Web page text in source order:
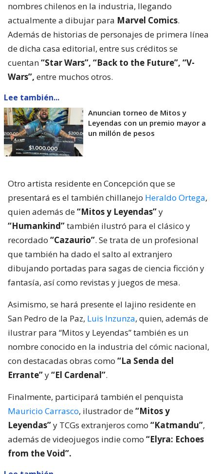
nombres chilenos en la industria, llegando
actualmente a dibujar para Marvel Comics.
Además de historias de personajes de primera línea
de dicha casa editorial, entre sus créditos se
cuentan“Star Wars”, “Back to the Future”, “V-
Wars”, entre muchos otros.
Lee también...
Anuncian torneo de Mitos y
Leyendas con un premio mayor a
un millón de pesos
Otro artista residente en Concepción que se
presentará es el también chillanejo Heraldo Ortega,
quien además de“Mitos y Leyendas”y
“Humankind”también ilustró para el clásico y
recordado “Cazaurio”. Se trata de un profesional
que también ha dado el salto al extranjero
dibujando portadas para sagas de ciencia ficción y
fantasía, así como revistas y juegos de mesa.
Asimismo, se hará presente el lajino residente en
San Pedro de la Paz, Luis Inzunza, quien, además de
ilustrar para “Mitos y Leyendas” también es un
nombre conocido en la industria del cómic nacional,
con destacadas obras como “La Senda del
Errante”y“El Cardenal”.
Finalmente, participará también el penquista
Mauricio Carrasco, ilustrador de“Mitos y
Leyendas”y TCGs extranjeros como “Katmandu”,
además de videojuegos indie como “Elyra: Echoes
from the Void”.